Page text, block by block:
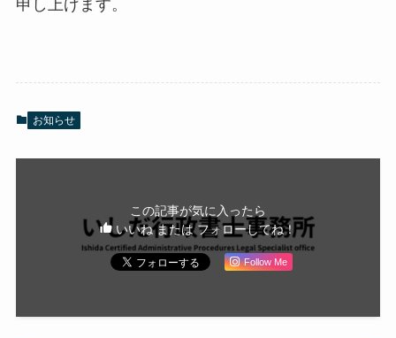
申し上げます。
お知らせ
この記事が気に入ったら
いいね または フォローしてね！
Follow Me